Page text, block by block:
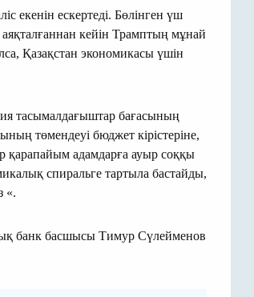
екенін ескертеді. Бөлінген үш
кейін Трамптың мұнай
Қазақстан экономикасы үшін
тасымалдағыштар бағасының
төмендеуі бюджет кірістеріне,
қарапайым адамдарға ауыр соққы
спиральге тартыла бастайды,
«.
банк басшысы Тимур Сүлейменов